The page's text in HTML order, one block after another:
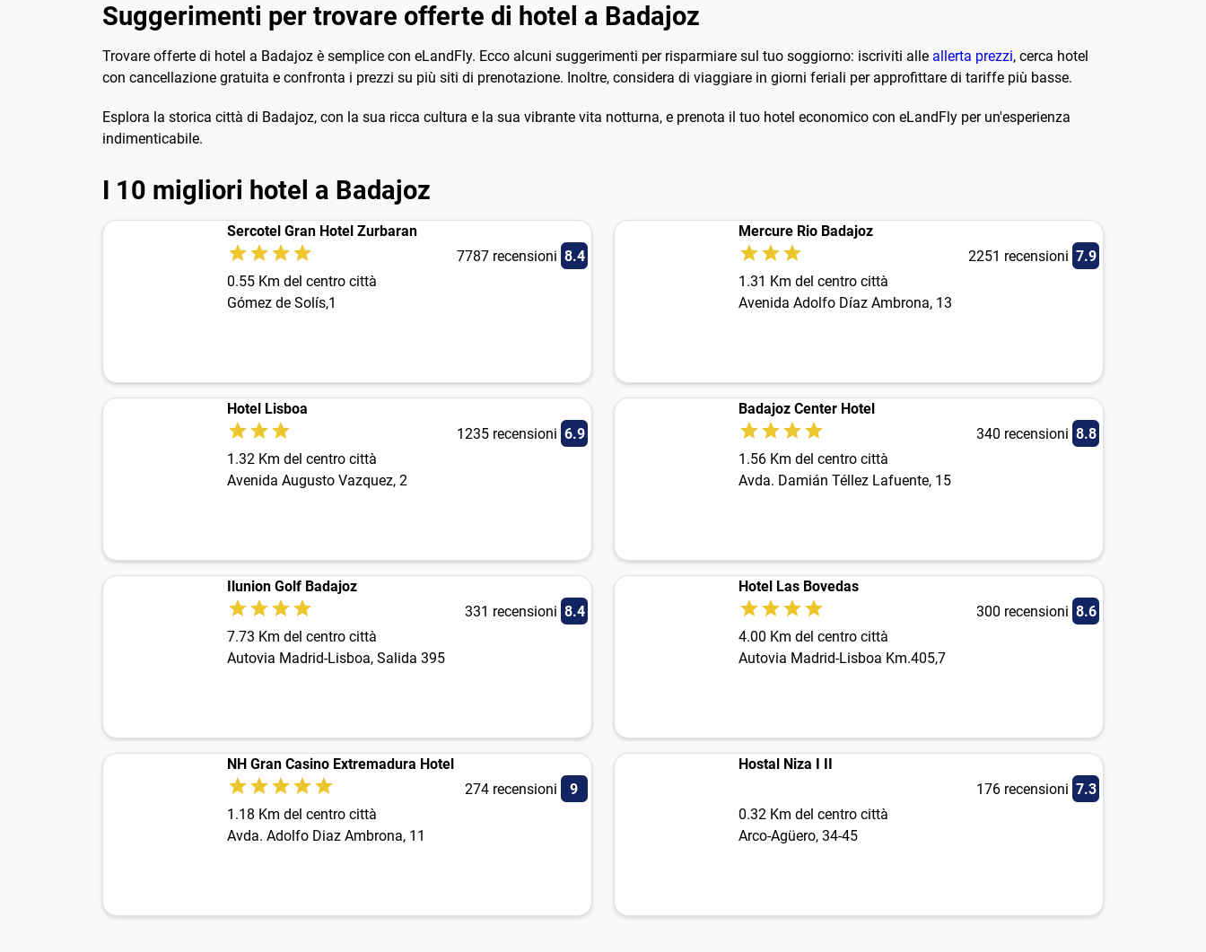
Suggerimenti per trovare offerte di hotel a Badajoz
Trovare offerte di hotel a Badajoz è semplice con eLandFly. Ecco alcuni suggerimenti per risparmiare sul tuo soggiorno: iscriviti alle allerta prezzi, cerca hotel
con cancellazione gratuita e confronta i prezzi su più siti di prenotazione. Inoltre, considera di viaggiare in giorni feriali per approfittare di tariffe più basse.
Esplora la storica città di Badajoz, con la sua ricca cultura e la sua vibrante vita notturna, e prenota il tuo hotel economico con eLandFly per un'esperienza
indimenticabile.
I 10 migliori hotel a Badajoz
Sercotel Gran Hotel Zurbaran
7787 recensioni 8.4
0.55 Km del centro città
Gómez de Solís,1
Mercure Rio Badajoz
2251 recensioni 7.9
1.31 Km del centro città
Avenida Adolfo Díaz Ambrona, 13
Hotel Lisboa
1235 recensioni 6.9
1.32 Km del centro città
Avenida Augusto Vazquez, 2
Badajoz Center Hotel
340 recensioni 8.8
1.56 Km del centro città
Avda. Damián Téllez Lafuente, 15
Ilunion Golf Badajoz
331 recensioni 8.4
7.73 Km del centro città
Autovia Madrid-Lisboa, Salida 395
Hotel Las Bovedas
300 recensioni 8.6
4.00 Km del centro città
Autovia Madrid-Lisboa Km.405,7
NH Gran Casino Extremadura Hotel
274 recensioni
9
1.18 Km del centro città
Avda. Adolfo Diaz Ambrona, 11
Hostal Niza I II
176 recensioni 7.3
0.32 Km del centro città
Arco-Agüero, 34-45